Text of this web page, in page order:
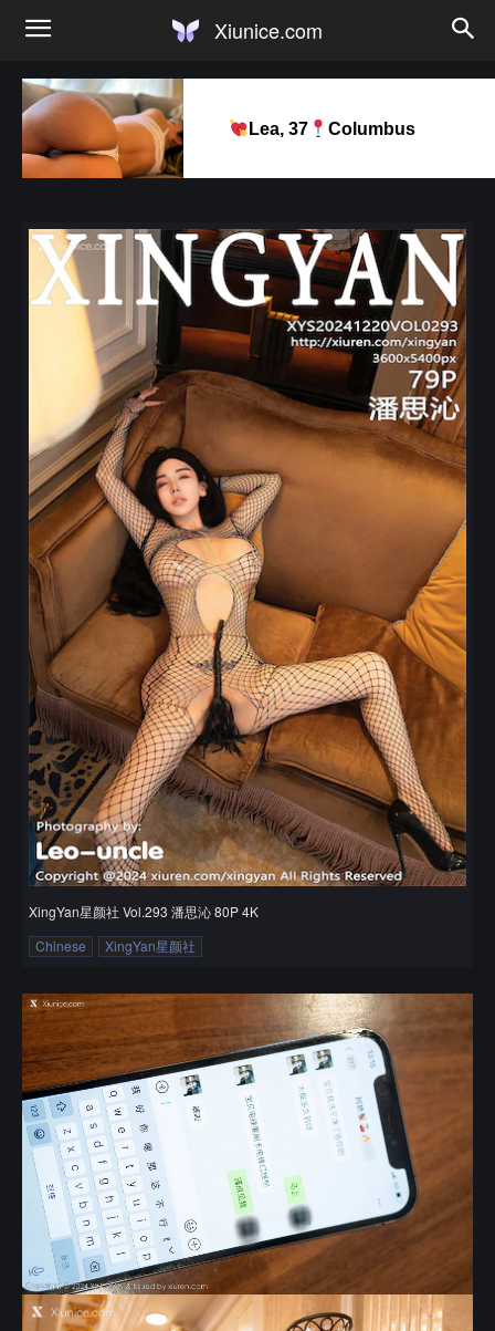
Xiunice.com
Lea, 37 Columbus
XingYan星颜社 Vol.293 潘思沁 80P 4K
Chinese
XingYan星颜社